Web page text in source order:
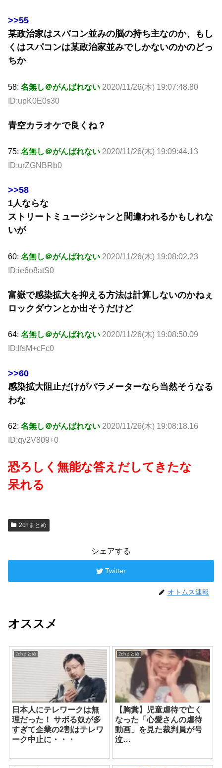
>>55
某政治家はスパコン並みの脳の持ち主なのか、もし
くはスパコンは某政治家並みでしかないのかのどっ
ちか
58: 名無し＠がんばれない 2020/11/26(木) 19:07:48.80
ID:upK0E0s30
青空カラオケで良くね？
75: 名無し＠がんばれない 2020/11/26(木) 19:09:44.13
ID:urZGNBRb0
>>58
1人ならな
ストリートミュージシャンと間違われるかもしれな
いが
60: 名無し＠がんばれない 2020/11/26(木) 19:08:02.23
ID:ie6o8atS0
富嶽で感染拡大を抑える方法は計算しないのかねぇ
ロックダウンとか出そうだけど
64: 名無し＠がんばれない 2020/11/26(木) 19:08:50.09
ID:lfsM+cFc0
>>60
感染拡大阻止だけがパラメーターなら当然そうなる
わな
62: 名無し＠がんばれない 2020/11/26(木) 19:08:18.16
ID:qy2V809+0
恐ろしく無能な答えだしてきたな
呆れる
2chまとめ
シェアする
Twitter
オトムス速報
オススメ
2chまとめ
日本人にテレワークは無
理だった！ サボる奴が多
すぎて企業の2割はテレワ
ーク中止に・・・
2chまとめ
【胸糞】児童虐待で亡く
なった「心愛さんの虐待
動画」を見た裁判員が号
泣…